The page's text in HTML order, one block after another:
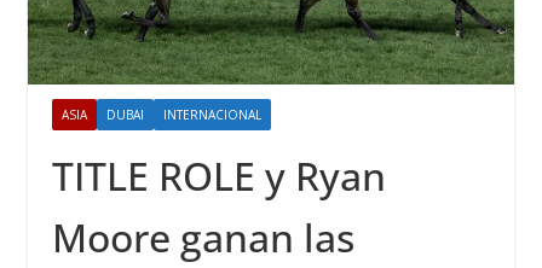
ASIA DUBAI INTERNACIONAL
TITLE ROLE y Ryan
Moore ganan las